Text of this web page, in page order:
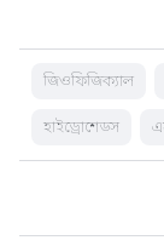
জিওফিজিক্যাল
হাইড্রোশেডস